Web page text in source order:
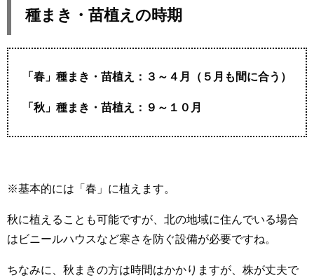
種まき・苗植えの時期
「春」種まき・苗植え：３～４月（５月も間に合う）
「秋」種まき・苗植え：９～１０月
※基本的には「春」に植えます。
秋に植えることも可能ですが、北の地域に住んでいる場合
はビニールハウスなど寒さを防ぐ設備が必要ですね。
ちなみに、秋まきの方は時間はかかりますが、株が丈夫で